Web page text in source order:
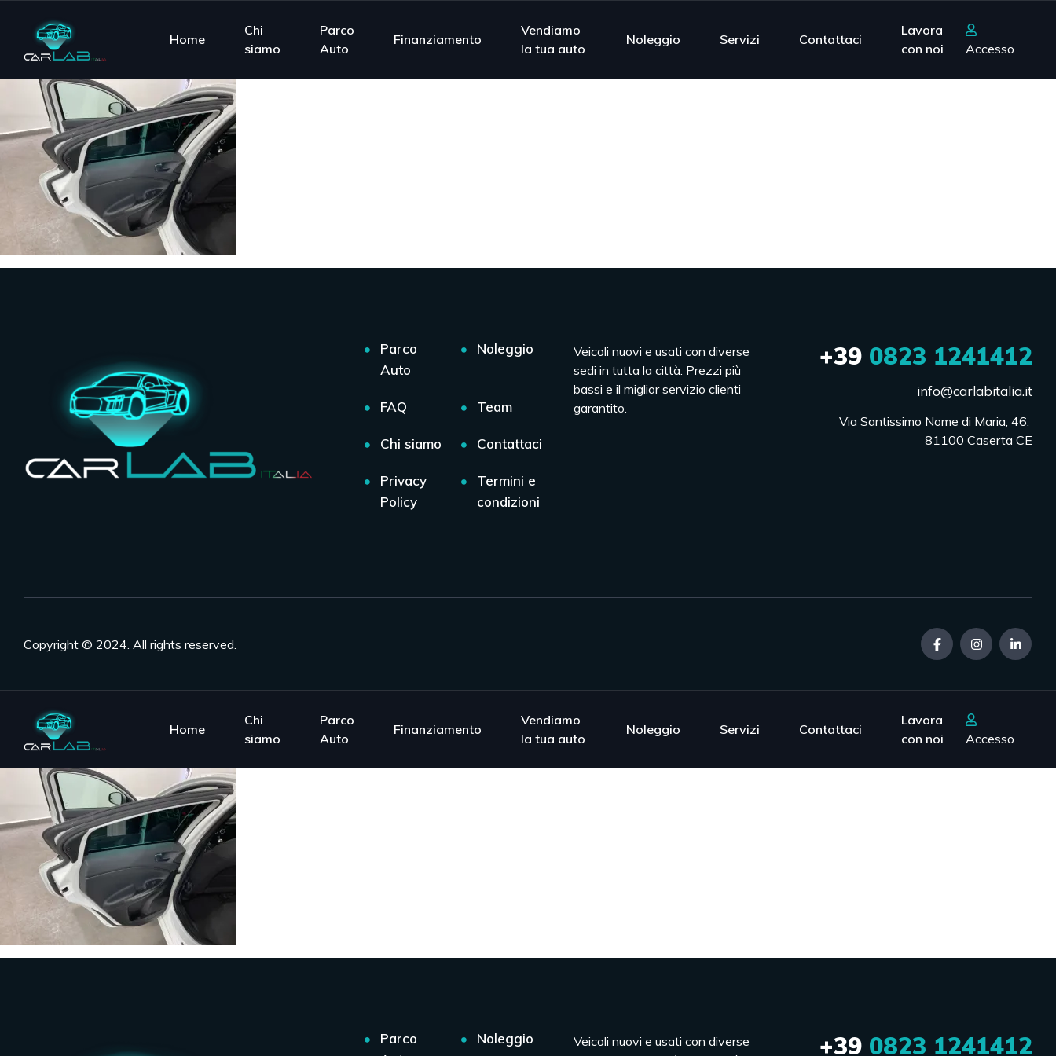
Home
Chi
siamo
Parco
Auto
Finanziamento
Vendiamo
la tua auto
Noleggio Servizi Contattaci
Lavora
con noi
Accesso
Parco
Auto
Noleggio
FAQ Team
Chi siamo Contattaci
Privacy
Policy
Termini e
condizioni
Veicoli nuovi e usati con diverse
sedi in tutta la città. Prezzi più
bassi e il miglior servizio clienti
garantito.
+390823 1241412
info@carlabitalia.it
Via Santissimo Nome di Maria, 46,
81100 Caserta CE
Copyright © 2024. All rights reserved.
Home
Chi
siamo
Parco
Auto
Finanziamento
Vendiamo
la tua auto
Noleggio Servizi Contattaci
Lavora
con noi
Accesso
Parco
Noleggio
Veicoli nuovi e usati con diverse
+390823 1241412